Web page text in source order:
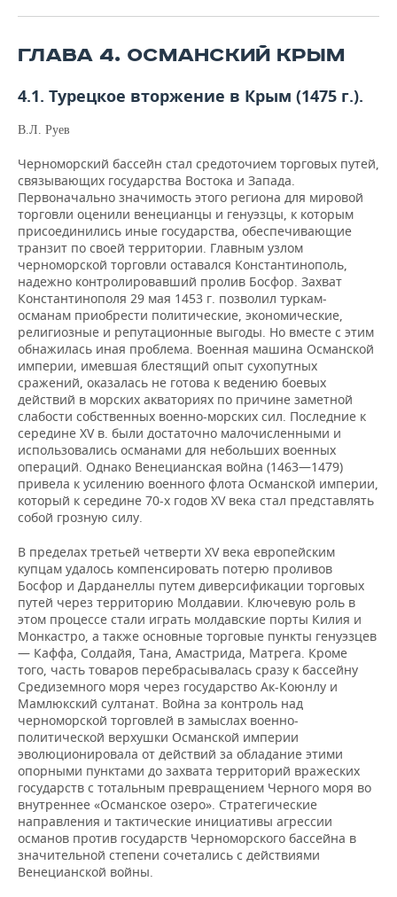
ГЛАВА 4. ОСМАНСКИЙ КРЫМ
4.1. Турецкое вторжение в Крым (1475 г.).
В.Л. Руев
Черноморский бассейн стал средоточием торговых путей,
связывающих государства Востока и Запада.
Первоначально значимость этого региона для мировой
торговли оценили венецианцы и генуэзцы, к которым
присоединились иные государства, обеспечивающие
транзит по своей территории. Главным узлом
черноморской торговли оставался Константинополь,
надежно контролировавший пролив Босфор. Захват
Константинополя 29 мая 1453 г. позволил туркам-
османам приобрести политические, экономические,
религиозные и репутационные выгоды. Но вместе с этим
обнажилась иная проблема. Военная машина Османской
империи, имевшая блестящий опыт сухопутных
сражений, оказалась не готова к ведению боевых
действий в морских акваториях по причине заметной
слабости собственных военно-морских сил. Последние к
середине XV в. были достаточно малочисленными и
использовались османами для небольших военных
операций. Однако Венецианская война (1463—1479)
привела к усилению военного флота Османской империи,
который к середине 70-х годов XV века стал представлять
собой грозную силу.
В пределах третьей четверти XV века европейским
купцам удалось компенсировать потерю проливов
Босфор и Дарданеллы путем диверсификации торговых
путей через территорию Молдавии. Ключевую роль в
этом процессе стали играть молдавские порты Килия и
Монкастро, а также основные торговые пункты генуэзцев
— Каффа, Солдайя, Тана, Амастрида, Матрега. Кроме
того, часть товаров перебрасывалась сразу к бассейну
Средиземного моря через государство Ак-Коюнлу и
Мамлюкский султанат. Война за контроль над
черноморской торговлей в замыслах военно-
политической верхушки Османской империи
эволюционировала от действий за обладание этими
опорными пунктами до захвата территорий вражеских
государств с тотальным превращением Черного моря во
внутреннее «Османское озеро». Стратегические
направления и тактические инициативы агрессии
османов против государств Черноморского бассейна в
значительной степени сочетались с действиями
Венецианской войны.